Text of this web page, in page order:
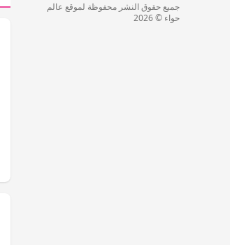
جميع حقوق النشر محفوظة لموقع عالم
حواء © 2026